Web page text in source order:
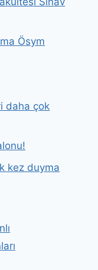
Ösym
daha çok
kez duyma